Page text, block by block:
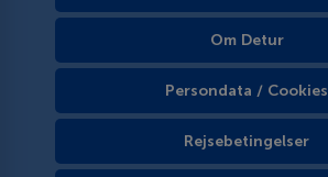
Om Detur
Persondata / Cookies
Rejsebetingelser